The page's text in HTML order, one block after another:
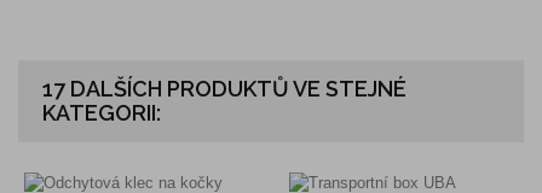
17 DALŠÍCH PRODUKTŮ VE STEJNÉ
KATEGORII: